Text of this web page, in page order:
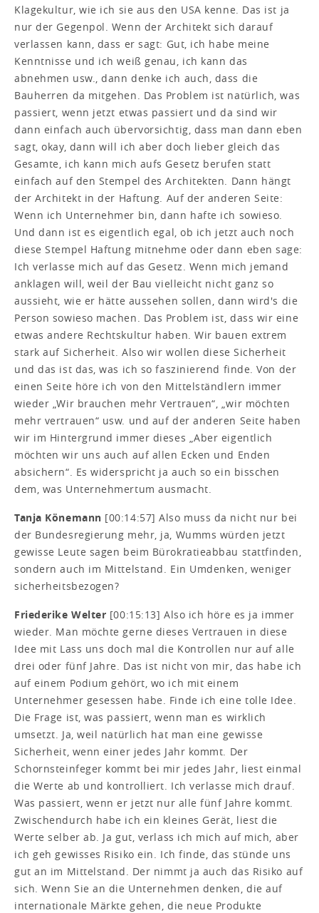
Klagekultur, wie ich sie aus den USA kenne. Das ist ja
nur der Gegenpol. Wenn der Architekt sich darauf
verlassen kann, dass er sagt: Gut, ich habe meine
Kenntnisse und ich weiß genau, ich kann das
abnehmen usw., dann denke ich auch, dass die
Bauherren da mitgehen. Das Problem ist natürlich, was
passiert, wenn jetzt etwas passiert und da sind wir
dann einfach auch übervorsichtig, dass man dann eben
sagt, okay, dann will ich aber doch lieber gleich das
Gesamte, ich kann mich aufs Gesetz berufen statt
einfach auf den Stempel des Architekten. Dann hängt
der Architekt in der Haftung. Auf der anderen Seite:
Wenn ich Unternehmer bin, dann hafte ich sowieso.
Und dann ist es eigentlich egal, ob ich jetzt auch noch
diese Stempel Haftung mitnehme oder dann eben sage:
Ich verlasse mich auf das Gesetz. Wenn mich jemand
anklagen will, weil der Bau vielleicht nicht ganz so
aussieht, wie er hätte aussehen sollen, dann wird's die
Person sowieso machen. Das Problem ist, dass wir eine
etwas andere Rechtskultur haben. Wir bauen extrem
stark auf Sicherheit. Also wir wollen diese Sicherheit
und das ist das, was ich so faszinierend finde. Von der
einen Seite höre ich von den Mittelständlern immer
wieder „Wir brauchen mehr Vertrauen“, „wir möchten
mehr vertrauen“ usw. und auf der anderen Seite haben
wir im Hintergrund immer dieses „Aber eigentlich
möchten wir uns auch auf allen Ecken und Enden
absichern“. Es widerspricht ja auch so ein bisschen
dem, was Unternehmertum ausmacht.
Tanja Könemann [00:14:57] Also muss da nicht nur bei
der Bundesregierung mehr, ja, Wumms würden jetzt
gewisse Leute sagen beim Bürokratieabbau stattfinden,
sondern auch im Mittelstand. Ein Umdenken, weniger
sicherheitsbezogen?
Friederike Welter [00:15:13] Also ich höre es ja immer
wieder. Man möchte gerne dieses Vertrauen in diese
Idee mit Lass uns doch mal die Kontrollen nur auf alle
drei oder fünf Jahre. Das ist nicht von mir, das habe ich
auf einem Podium gehört, wo ich mit einem
Unternehmer gesessen habe. Finde ich eine tolle Idee.
Die Frage ist, was passiert, wenn man es wirklich
umsetzt. Ja, weil natürlich hat man eine gewisse
Sicherheit, wenn einer jedes Jahr kommt. Der
Schornsteinfeger kommt bei mir jedes Jahr, liest einmal
die Werte ab und kontrolliert. Ich verlasse mich drauf.
Was passiert, wenn er jetzt nur alle fünf Jahre kommt.
Zwischendurch habe ich ein kleines Gerät, liest die
Werte selber ab. Ja gut, verlass ich mich auf mich, aber
ich geh gewisses Risiko ein. Ich finde, das stünde uns
gut an im Mittelstand. Der nimmt ja auch das Risiko auf
sich. Wenn Sie an die Unternehmen denken, die auf
internationale Märkte gehen, die neue Produkte